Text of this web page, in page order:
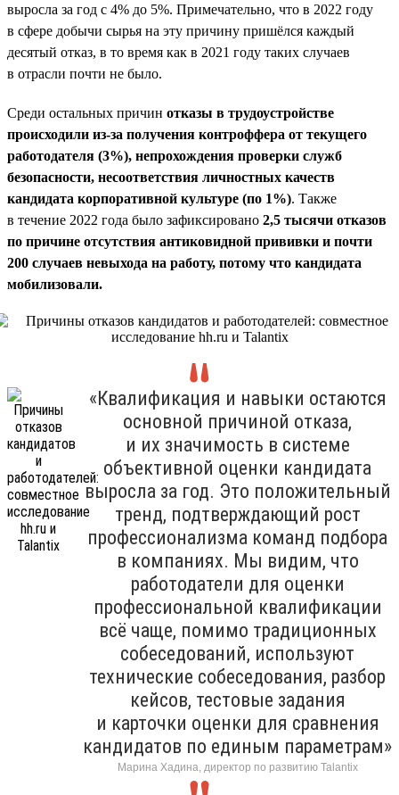
выросла за год с 4% до 5%. Примечательно, что в 2022 году
в сфере добычи сырья на эту причину пришёлся каждый
десятый отказ, в то время как в 2021 году таких случаев
в отрасли почти не было.
Среди остальных причин отказы в трудоустройстве
происходили из-за получения контроффера от текущего
работодателя (3%), непрохождения проверки служб
безопасности, несоответствия личностных качеств
кандидата корпоративной культуре (по 1%). Также
в течение 2022 года было зафиксировано 2,5 тысячи отказов
по причине отсутствия антиковидной прививки и почти
200 случаев невыхода на работу, потому что кандидата
мобилизовали.
«Квалификация и навыки остаются
основной причиной отказа,
и их значимость в системе
объективной оценки кандидата
выросла за год. Это положительный
тренд, подтверждающий рост
профессионализма команд подбора
в компаниях. Мы видим, что
работодатели для оценки
профессиональной квалификации
всё чаще, помимо традиционных
собеседований, используют
технические собеседования, разбор
кейсов, тестовые задания
и карточки оценки для сравнения
кандидатов по единым параметрам»
Марина Хадина, директор по развитию Talantix